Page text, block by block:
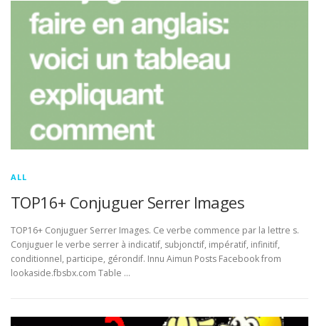
ALL
TOP16+ Conjuguer Serrer Images
TOP16+ Conjuguer Serrer Images. Ce verbe commence par la lettre s.
Conjuguer le verbe serrer à indicatif, subjonctif, impératif, infinitif,
conditionnel, participe, gérondif. Innu Aimun Posts Facebook from
lookaside.fbsbx.com Table …